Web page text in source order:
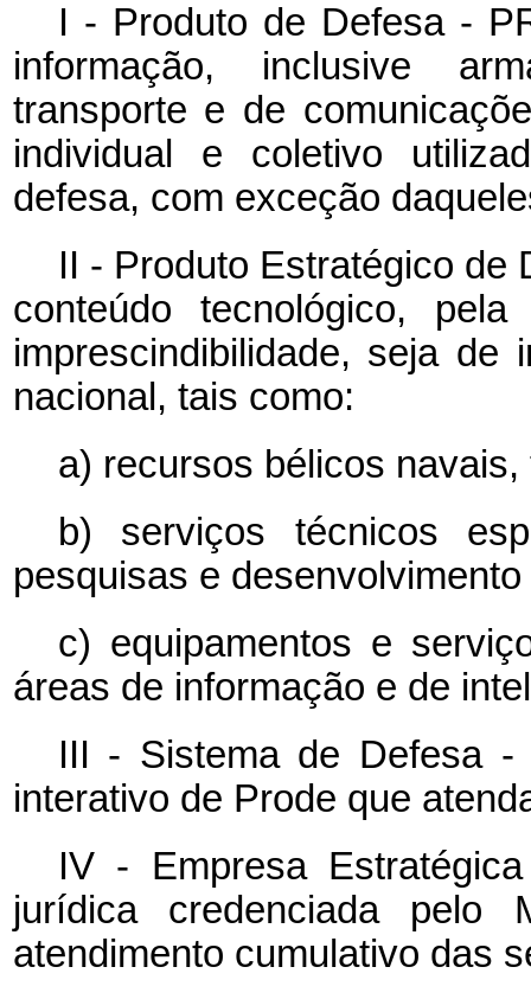
I - Produto de Defesa -
informação, inclusive
transporte e de
individual e coletivo
defesa, com exceção
II - Produto Estratégico de
conteúdo tecnológico,
imprescindibilidade, seja de
nacional, tais como:
a) recursos bélicos
b) serviços técnicos
pesquisas e
c) equipamentos e
áreas de informação e de
III - Sistema de Defesa -
interativo de Prode que
IV - Empresa
jurídica credenciada pelo
atendimento cumulativo das